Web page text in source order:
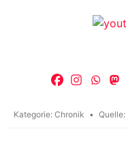
Kategorie: Chronik Quelle: